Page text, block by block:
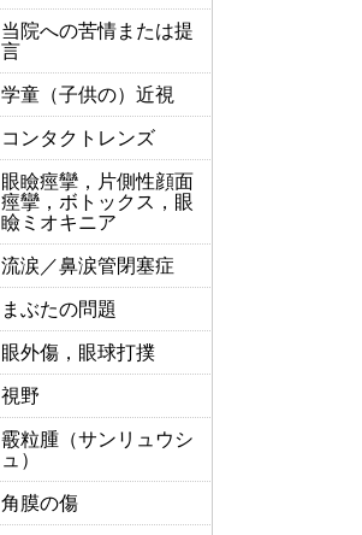
当院への苦情または提
言
学童（子供の）近視
コンタクトレンズ
眼瞼痙攣，片側性顔面
痙攣，ボトックス，眼
瞼ミオキニア
流涙／鼻涙管閉塞症
まぶたの問題
眼外傷，眼球打撲
視野
霰粒腫（サンリュウシ
ュ）
角膜の傷